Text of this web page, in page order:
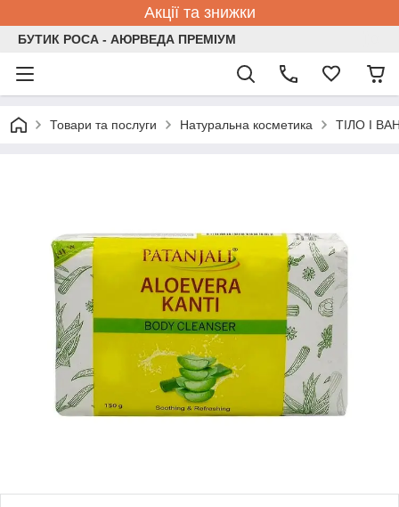
Акції та знижки
БУТИК РОСА - АЮРВЕДА ПРЕМІУМ
Товари та послуги Натуральна косметика ТІЛО І